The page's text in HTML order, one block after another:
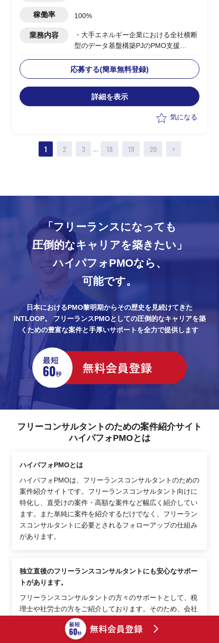
稼働率 100%
業務内容
・大手エネルギー企業における全社横断
型のデータ基盤構築PJのPMO支援
必要ドキュメントの作成、関係部署との
調整等
応募する(簡単無料登録)
詳細を表示
気になる
1 2 3 ... 18 19 20 >
「フリーランスになっても
圧倒的なキャリアを築きたい」
ハイパフォPMOなら、
可能です。
日本におけるPMO黎明期からその歴史を見続けてきた
INTLOOP。
フリーランスPMOとしての圧倒的なキャリアを築
くための豊富な案件と手厚いサポートを全力で提供します
フリーコンサルタントのための案件紹介サイト
ハイパフォPMOとは
ハイパフォPMOとは
ハイパフォPMOは、フリーランスコンサルタントのための
案件紹介サイトです。フリーランスコンサルタント向けに
特化し、直受けの案件・高額な案件など幅広く紹介してい
ます。また単純に案件を紹介するだけでなく、フリーラン
スコンサルタントに必要とされるフォローアップの仕組み
があります。
独立直後のフリーランスコンサルタントにも安心なサポー
トがあります。
フリーランスコンサルタントの方々のサポートとして、税
理士や社労士の方をご紹介しております。そのため、会社
員からフリーランスコンサルタントになった直後でも安心
できるポイントが多数あります。その他、士業の方へ相談